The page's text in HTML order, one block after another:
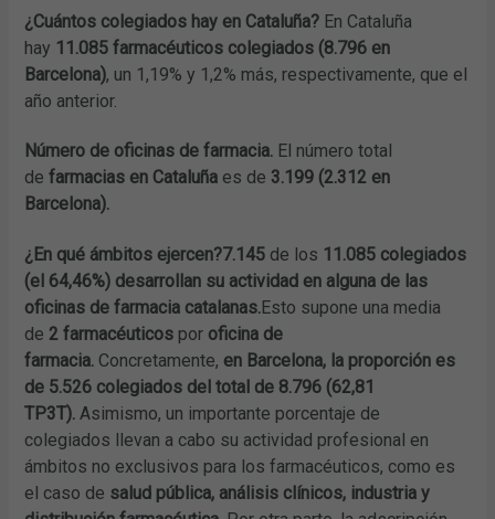
¿Cuántos colegiados hay en Cataluña? En Cataluña
hay 11.085 farmacéuticos colegiados (8.796 en
Barcelona), un 1,19% y 1,2% más, respectivamente, que el
año anterior.
Número de oficinas de farmacia. El número total
de farmacias en Cataluña es de 3.199 (2.312 en
Barcelona).
¿En qué ámbitos ejercen?7.145 de los 11.085 colegiados
(el 64,46%) desarrollan su actividad en alguna de las
oficinas de farmacia catalanas.Esto supone una media
de 2 farmacéuticos por oficina de
farmacia. Concretamente, en Barcelona, la proporción es
de 5.526 colegiados del total de 8.796 (62,81
TP3T). Asimismo, un importante porcentaje de
colegiados llevan a cabo su actividad profesional en
ámbitos no exclusivos para los farmacéuticos, como es
el caso de salud pública, análisis clínicos, industria y